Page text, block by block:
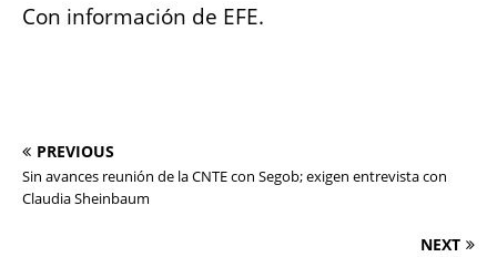
Con información de EFE.
PREVIOUS
Sin avances reunión de la CNTE con Segob; exigen entrevista con
Claudia Sheinbaum
NEXT